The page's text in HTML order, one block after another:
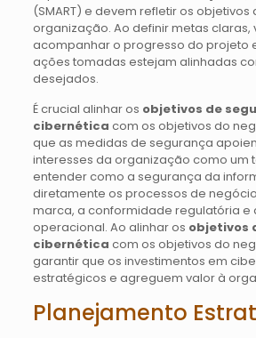
(SMART) e devem refletir os
organização. Ao definir metas claras,
acompanhar o progresso do projeto
ações tomadas estejam alinhadas
desejados.
É crucial alinhar os objetivos de
cibernética com os objetivos do
que as medidas de segurança
interesses da organização como um
entender como a segurança da
diretamente os processos de
marca, a conformidade regulatória e
operacional. Ao alinhar os objetivos
cibernética com os objetivos do
garantir que os investimentos em
estratégicos e agreguem valor à
Planejamento